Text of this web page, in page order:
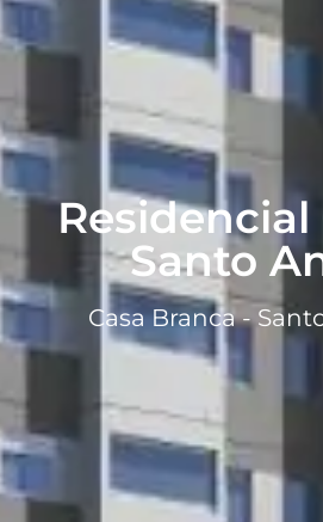
Residencial
Santo
Casa Branca -